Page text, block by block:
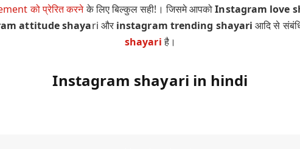
को प्रेरित करनेके लिए बिल्कुल सही!। जिसमे आपकोInstagram love
attitude shayari और instagram trending shayari आदि से
shayariहै।
Instagram shayari in hindi